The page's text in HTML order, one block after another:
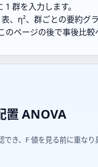
群を入力します。
、η²、群ごとの要約グ
ページの後で事後比較
置 ANOVA
き、F 値を見る前に重なり